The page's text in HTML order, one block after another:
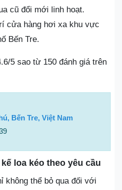
cũ đổi mới linh hoạt.
cửa hàng hơi xa khu vực
Bến Tre.
5 sao từ 150 đánh giá trên
Bến Tre, Việt Nam
loa kéo theo yêu cầu
không thể bỏ qua đối với